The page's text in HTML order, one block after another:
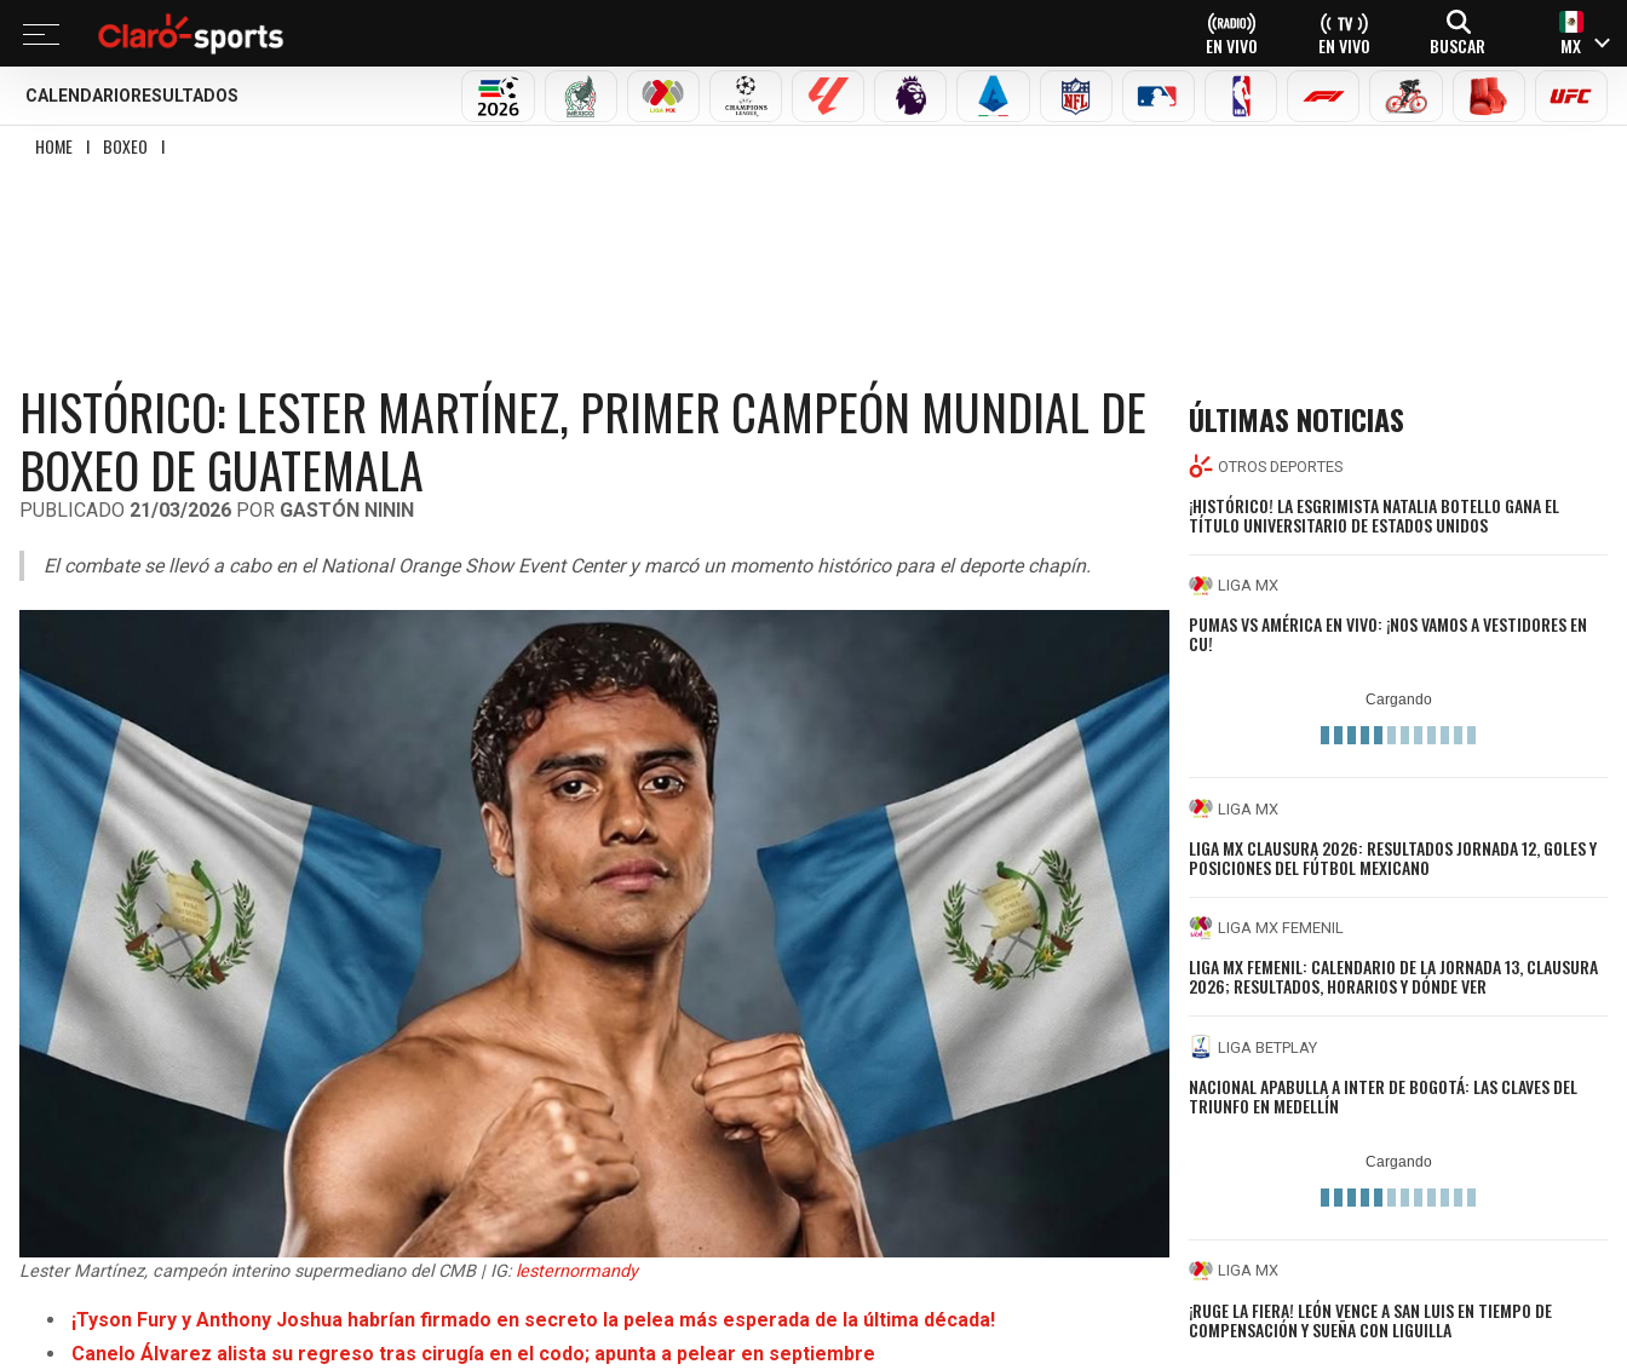
EN VIVO EN VIVO BUSCAR MX
CALENDARIO RESULTADOS
MUNDIAL 2026SELECCIÓN MEXICANA
LIGA MX CHAMPIONS LEAGUE
LALIGA PREMIER LEAGUE
SERIE A NFL MLB NBA FÓRMULA 1CICLISMOBOXEO UFC
HOME I BOXEO I
HISTÓRICO: LESTER MARTÍNEZ, PRIMER CAMPEÓN MUNDIAL DE
BOXEO DE GUATEMALA
PUBLICADO 21/03/2026 POR GASTÓN NININ
El combate se llevó a cabo en el National Orange Show Event Center y marcó un momento histórico para el deporte chapín.
Lester Martínez, campeón interino supermediano del CMB | IG: lesternormandy
¡Tyson Fury y Anthony Joshua habrían firmado en secreto la pelea más esperada de la última década!
Canelo Álvarez alista su regreso tras cirugía en el codo; apunta a pelear en septiembre
ÚLTIMAS NOTICIAS
OTROS DEPORTES
¡HISTÓRICO! LA ESGRIMISTA NATALIA BOTELLO GANA EL
TÍTULO UNIVERSITARIO DE ESTADOS UNIDOS
LIGA MX
PUMAS VS AMÉRICA EN VIVO: ¡NOS VAMOS A VESTIDORES EN
CU!
LIGA MX
LIGA MX CLAUSURA 2026: RESULTADOS JORNADA 12, GOLES Y
POSICIONES DEL FÚTBOL MEXICANO
LIGA MX FEMENIL
LIGA MX FEMENIL: CALENDARIO DE LA JORNADA 13, CLAUSURA
2026; RESULTADOS, HORARIOS Y DÓNDE VER
LIGA BETPLAY
NACIONAL APABULLA A INTER DE BOGOTÁ: LAS CLAVES DEL
TRIUNFO EN MEDELLÍN
LIGA MX
¡RUGE LA FIERA! LEÓN VENCE A SAN LUIS EN TIEMPO DE
COMPENSACIÓN Y SUEÑA CON LIGUILLA